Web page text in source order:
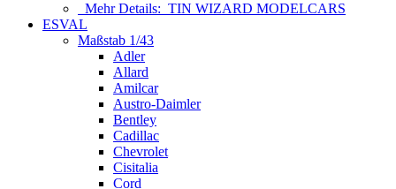
Mehr Details: TIN WIZARD MODELCARS
ESVAL
Maßstab 1/43
Adler
Allard
Amilcar
Austro-Daimler
Bentley
Cadillac
Chevrolet
Cisitalia
Cord